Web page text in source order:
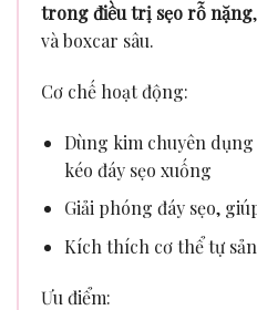
trong điều trị sẹo rỗ nặng
và boxcar sâu.
Cơ chế hoạt động:
Dùng kim chuyên
kéo đáy sẹo xuống
Giải phóng đáy sẹo,
Kích thích cơ thể tự
Ưu điểm: